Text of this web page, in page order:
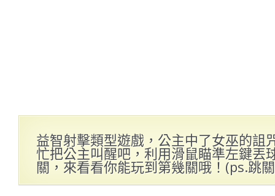
益智射擊類型遊戲，公主中了女巫的詛
忙把公主叫醒吧，利用滑鼠瞄準左鍵丟
關，來看看你能玩到第幾關哦！(ps.跳